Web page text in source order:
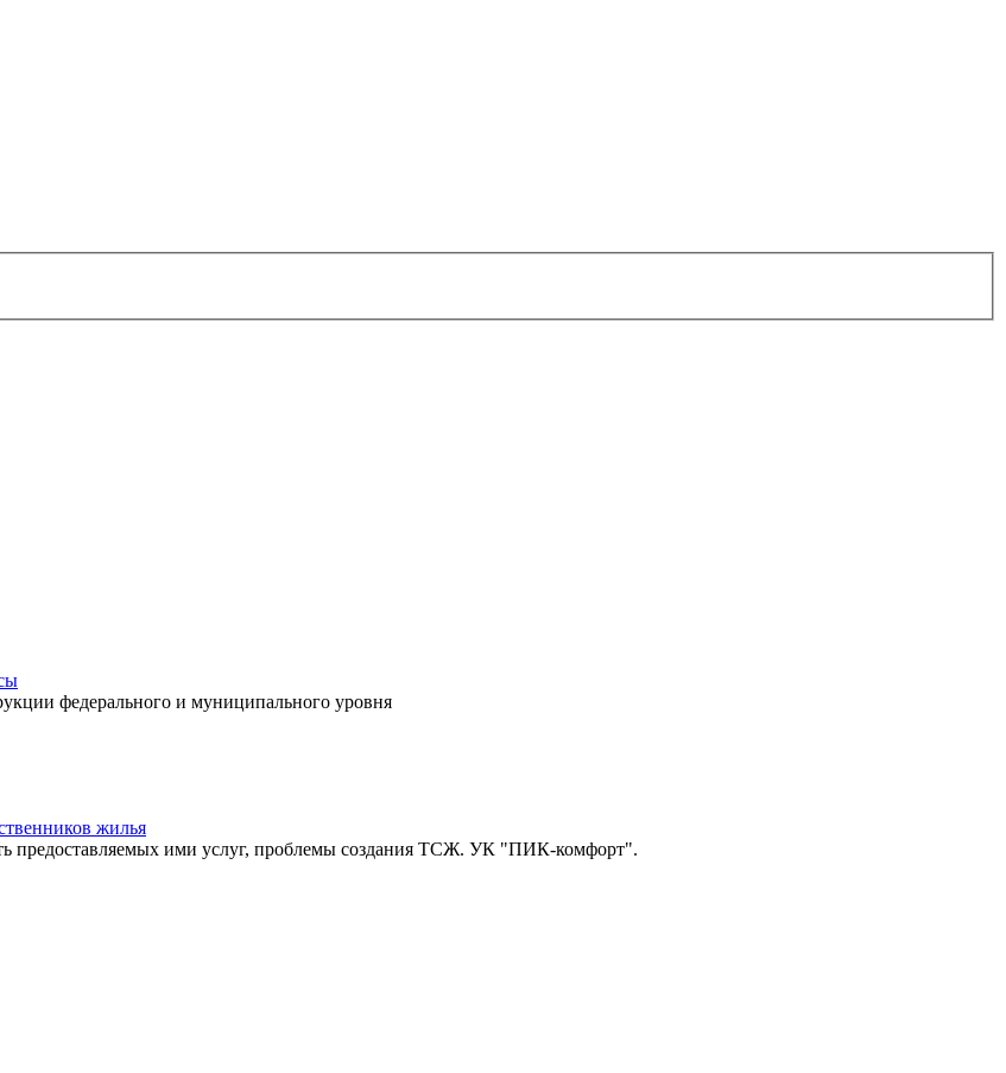
федерального и муниципального уровня
жилья
предоставляемых ими услуг, проблемы создания ТСЖ. УК "ПИК-комфорт".